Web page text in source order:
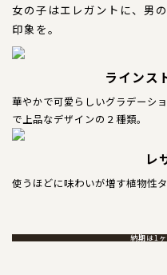
犬の本革ハーネス
犬のチャーム
女の子はエレガントに、男
印象を。
ラインス
華やかで可愛らしいグラデーシ
で上品なデザインの２種類。
レ
使うほどに味わいが増す植物性
納期は1